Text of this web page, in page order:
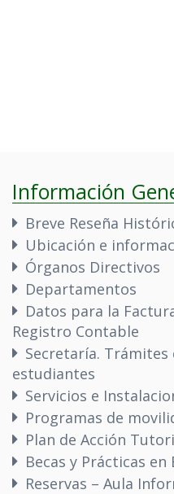
Información
Breve Reseña
Ubicación e
Órganos Directivos
Departamentos
Datos para la
Registro Contable
Secretaría.
estudiantes
Servicios e
Programas de
Plan de Acción
Becas y Prácticas en
Reservas – Aula